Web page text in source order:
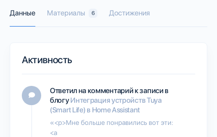
Данные Материалы 6 Достижения
Активность
Ответил на комментарий к записи в
блогуИнтеграция устройств Tuya
(Smart Life) в Home Assistant
«<p>Мне больше понравились вот эти:
<a